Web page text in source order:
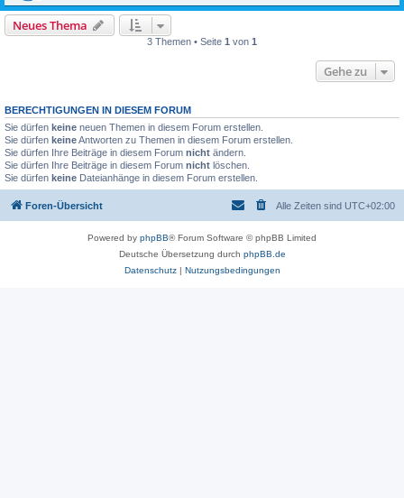
Neues Thema
3 Themen • Seite 1 von 1
Gehe zu
BERECHTIGUNGEN IN DIESEM FORUM
Sie dürfen keine neuen Themen in diesem Forum erstellen.
Sie dürfen keineAntworten zu Themen in diesem Forum erstellen.
Sie dürfen Ihre Beiträge in diesem Forum nicht ändern.
Sie dürfen Ihre Beiträge in diesem Forum nicht löschen.
Sie dürfen keine Dateianhänge in diesem Forum erstellen.
Foren-Übersicht Alle Zeiten sind UTC+02:00
Powered by phpBB® Forum Software © phpBB Limited
Deutsche Übersetzung durch phpBB.de
Datenschutz| Nutzungsbedingungen